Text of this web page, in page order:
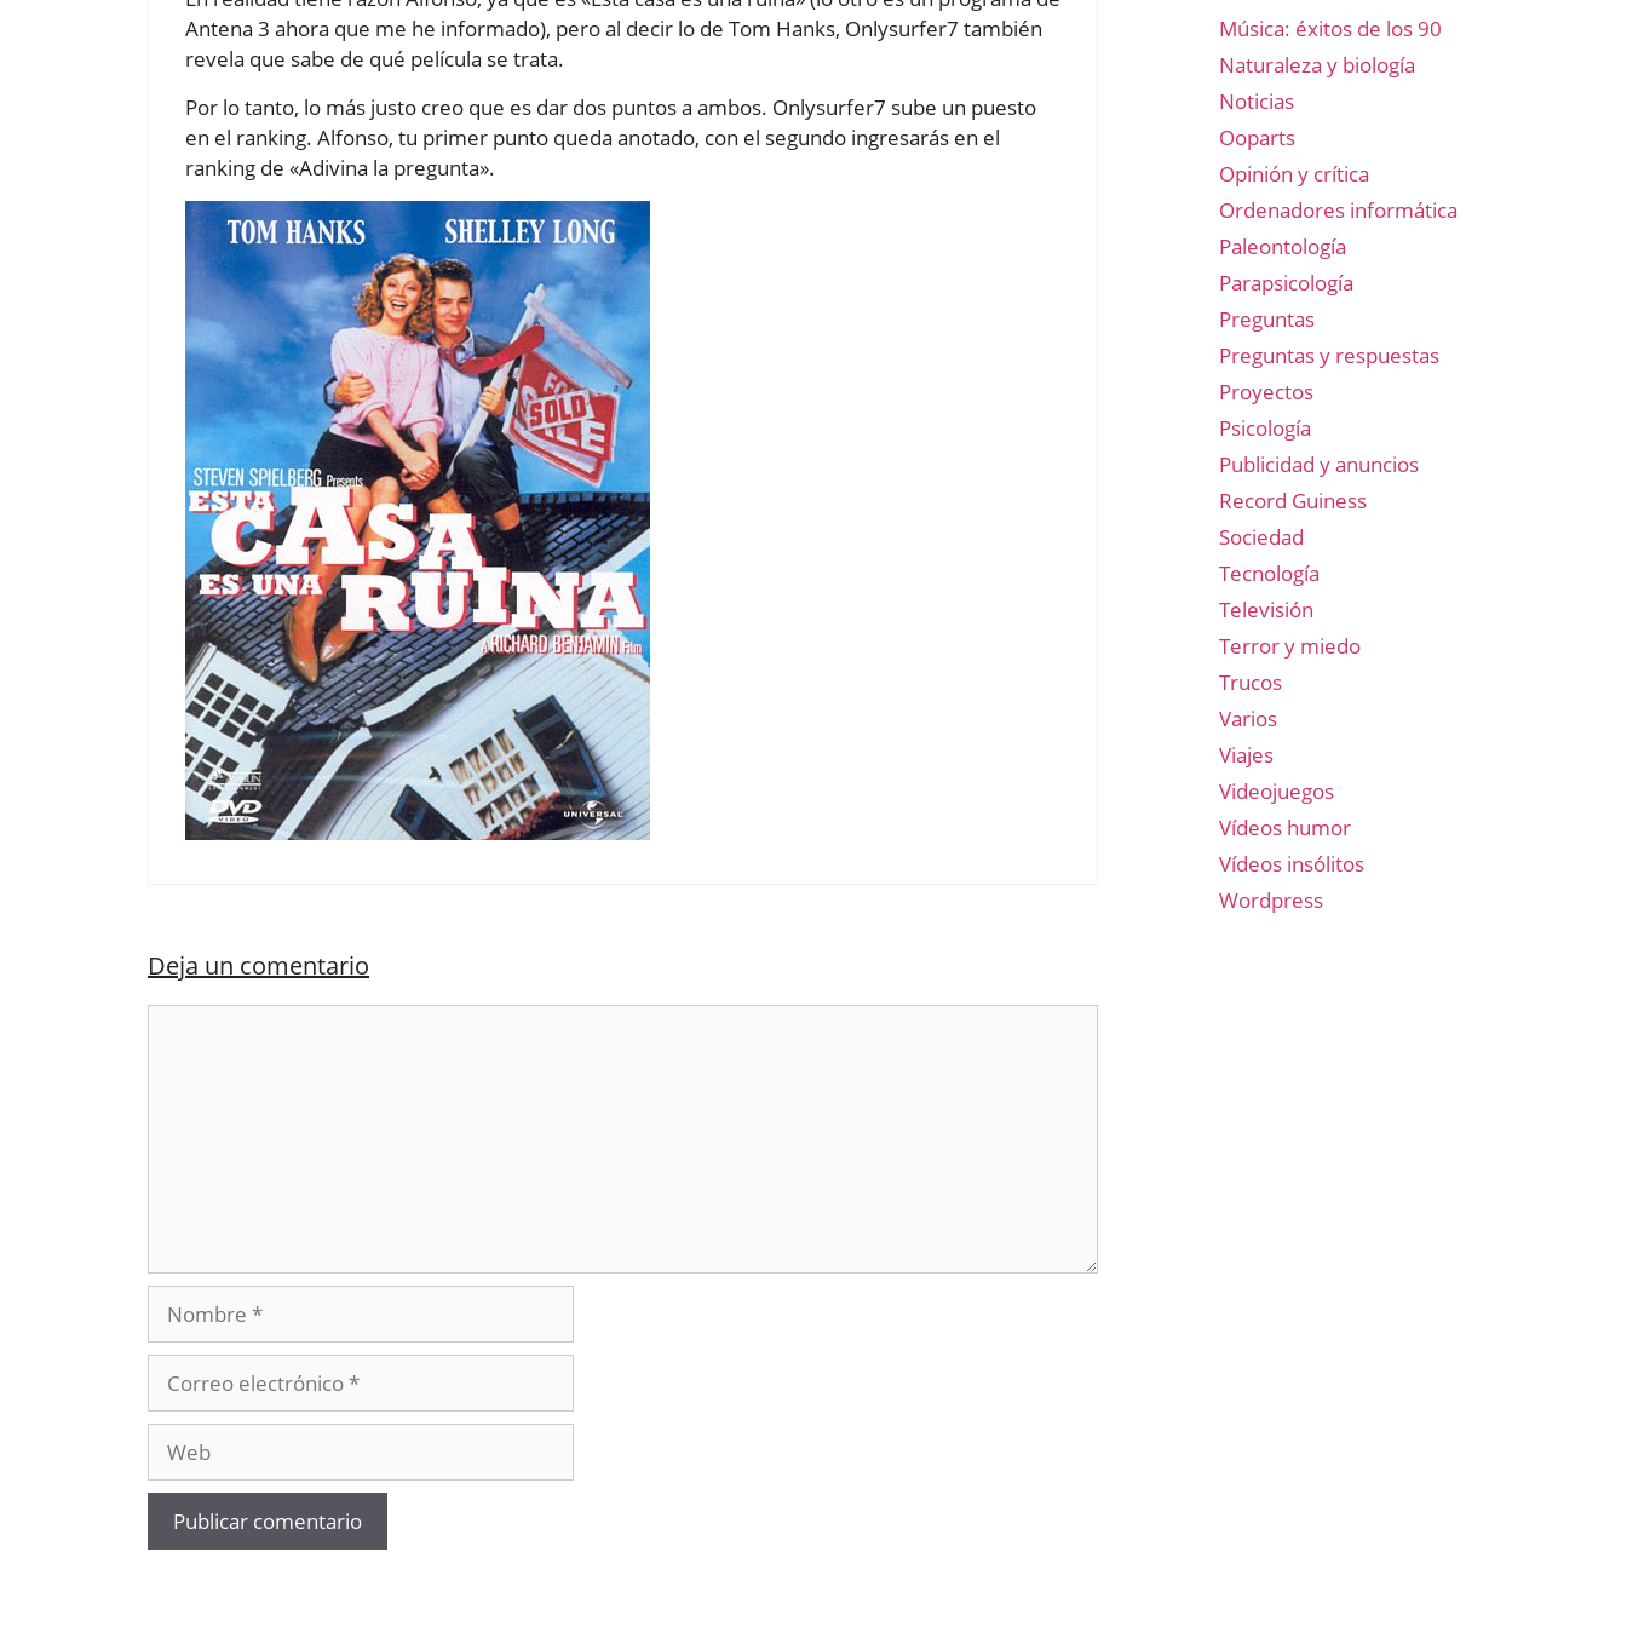
Antena 3 ahora que me he informado), pero al decir lo de Tom Hanks, Onlysurfer7 también
revela que sabe de qué película se trata.
Por lo tanto, lo más justo creo que es dar dos puntos a ambos. Onlysurfer7 sube un puesto
en el ranking. Alfonso, tu primer punto queda anotado, con el segundo ingresarás en el
ranking de «Adivina la pregunta».
Deja un comentario
Nombre
electrónico
Música: éxitos de los 90
Naturaleza y biología
Noticias
Ooparts
Opinión y crítica
Ordenadores informática
Paleontología
Parapsicología
Preguntas
Preguntas y respuestas
Proyectos
Psicología
Publicidad y anuncios
Record Guiness
Sociedad
Tecnología
Televisión
Terror y miedo
Trucos
Varios
Viajes
Videojuegos
Vídeos humor
Vídeos insólitos
Wordpress